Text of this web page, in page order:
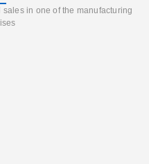
in one of the manufacturing